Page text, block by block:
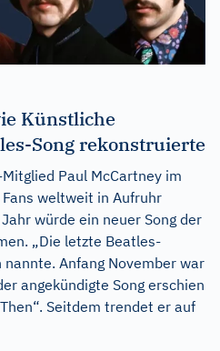
Künstliche
Song rekonstruierte
Paul McCartney im
weltweit in Aufruhr
würde ein neuer Song der
„Die letzte Beatles-
Anfang November war
angekündigte Song erschien
Seitdem trendet er auf